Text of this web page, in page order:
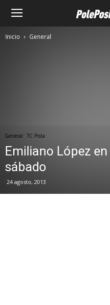
Inicio General
General TC Pista
Emiliano López
sábado
24 agosto, 2013